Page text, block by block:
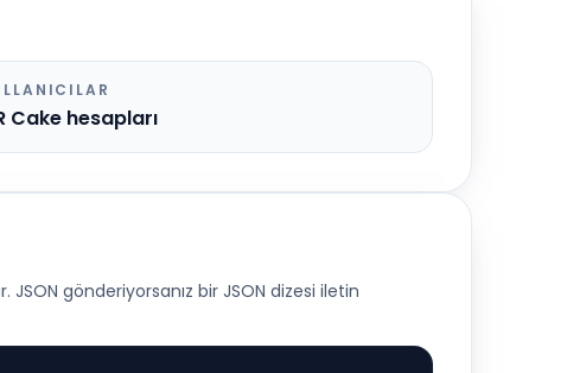
Cake hesapları
gönderiyorsanız bir JSON dizesi iletin